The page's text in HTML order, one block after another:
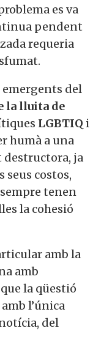
es va
pendent
requeria
emergents del
la lluita de
LGBTIQ i
humà a una
destructora, ja
seus costos,
tenen
la cohesió
amb la
amb
la qüestió
l’única
del